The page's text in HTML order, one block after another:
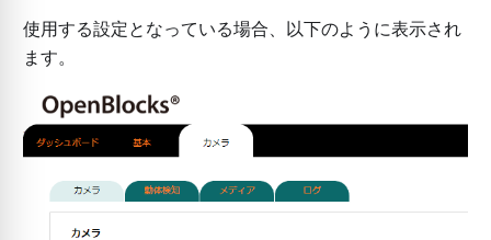
使用する設定となっている場合、以下のように表示され
ます。